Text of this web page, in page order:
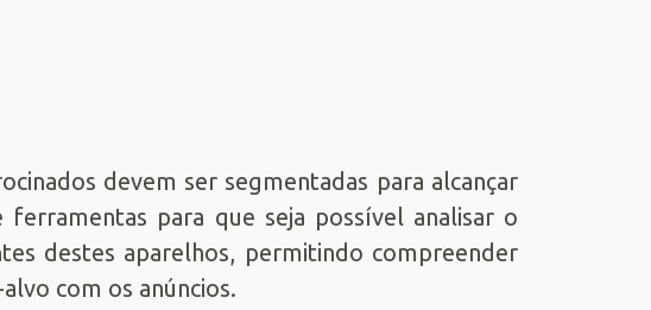
devem ser segmentadas para alcançar
ferramentas para que seja possível analisar o
destes aparelhos, permitindo compreender
com os anúncios.